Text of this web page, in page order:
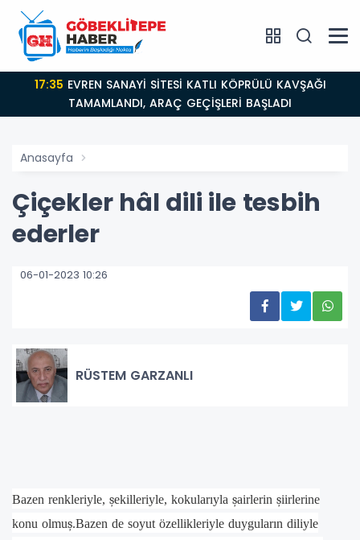
17:35
TAMAMLANDI, ARAÇ GEÇİŞLERİ BAŞLADI
Anasayfa
Çiçekler hâl dili ile tesbih
ederler
06-01-2023 10:26
RÜSTEM GARZANLI
Bazen renkleriyle, şekilleriyle, kokularıyla şairlerin şiirlerine
konu olmuş.Bazen de soyut özellikleriyle duyguların diliyle